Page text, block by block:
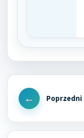
Nawigacja
wpisu
Previous